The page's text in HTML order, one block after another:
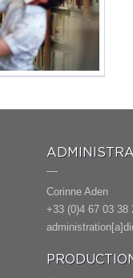
Corinne Aden
+33 (0)4 67 03 38